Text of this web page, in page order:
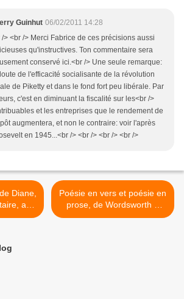
Guinhut 06/02/2011 14:28
/> <br /> Merci Fabrice de ces précisions aussi
qu'instructives. Ton commentaire sera
conservé ici.<br /> Une seule remarque:
de l'efficacité socialisante de la révolution
de Piketty et dans le fond fort peu libérale. Par
c'est en diminuant la fiscalité sur les<br />
et les entreprises que le rendement de
augmentera, et non le contraire: voir l'après
en 1945...<br /> <br /> <br /> <br />
au
en
Poésie en vers et poésie en
prose, de Wordsworth à
Baudelaire. >